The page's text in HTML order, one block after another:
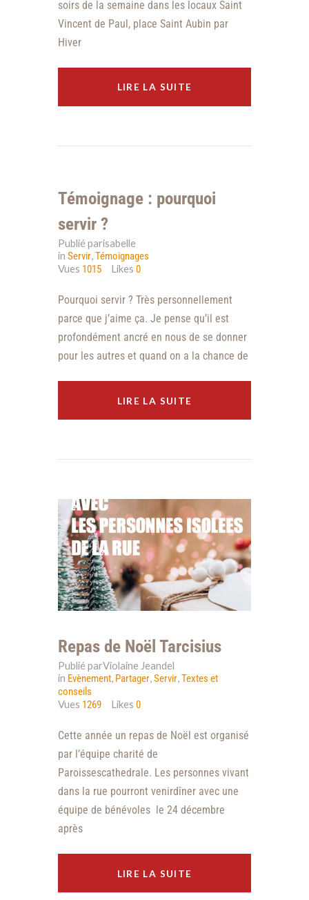
soirs de la semaine dans les locaux Saint
Vincent de Paul, place Saint Aubin par
Hiver
LIRE LA SUITE
Témoignage : pourquoi
servir ?
Publié parisabelle
in Servir,Témoignages
Vues 1015 Likes0
Pourquoi servir ? Très personnellement
parce que j’aime ça. Je pense qu’il est
profondément ancré en nous de se donner
pour les autres et quand on a la chance de
LIRE LA SUITE
Repas de Noël Tarcisius
Publié parViolaine Jeandel
in Evènement, Partager,Servir,Textes et
conseils
Vues 1269 Likes0
Cette année un repas de Noël est organisé
par l’équipe charité de
Paroissescathedrale. Les personnes vivant
dans la rue pourront venirdîner avec une
équipe de bénévoles le 24 décembre
après
LIRE LA SUITE